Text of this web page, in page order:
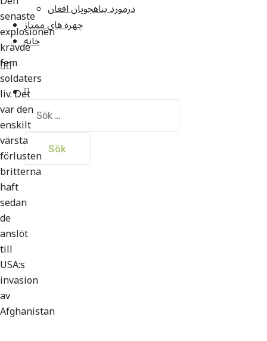
درمورد پناهجويان افغان
چهره های ممتاز
خانه
Sök
efter:
senaste
explosionen
krävde
fem
soldaters
liv. Det
var den
enskilt
värsta
förlusten
britterna
haft
sedan
de
anslöt
till
USA:s
invasion
av
Afghanistan